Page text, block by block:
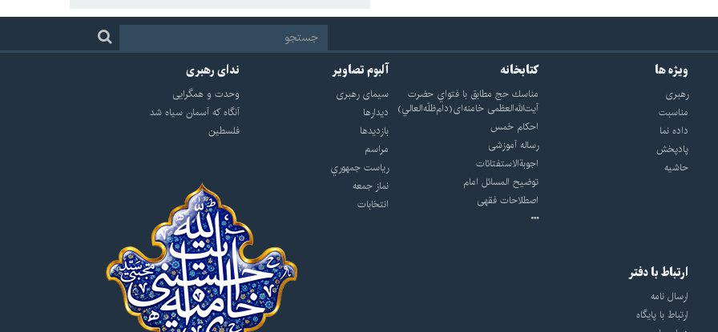
ویژه ها
رهبری
مناسبت
داده نما
پادپخش
حاشیه
کتابخانه
مناسك حج مطابق با فتواي حضرت
آيت‌الله‌العظمى خامنه‌اى(دام‌ظلّه‌العالي)
احکام خمس
رساله آموزشی
اجوبة‌الاستفتائات
توضيح المسائل امام
اصطلاحات فقهى
آلبوم تصاویر
سيماى رهبرى
ديدارها
بازديدها
مراسم
رياست جمهوري
نماز جمعه
انتخابات
ندای رهبری
وحدت و همگرایی
آنگاه که آسمان سیاه شد
فلسطین
ارتباط با دفتر
ارسال نامه
ارتباط با پایگاه